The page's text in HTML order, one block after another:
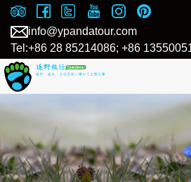
info@ypandatour.com
Tel:+86 28 85214086; +86